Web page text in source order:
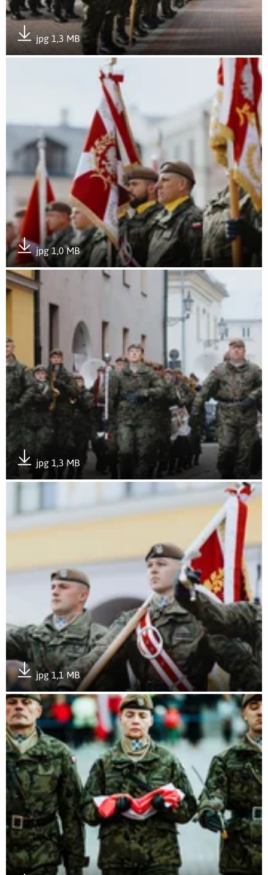
jpg 1,3 MB
Pobierz załącznik
Otwórz załącznik Wojska Obrony Terytorialnej świętowały
jpg 1,0 MB
Pobierz załącznik
Otwórz załącznik Wojska Obrony Terytorialnej świętowały
jpg 1,3 MB
Pobierz załącznik
Otwórz załącznik Wojska Obrony Terytorialnej świętowały
jpg 1,1 MB
Pobierz załącznik
Otwórz załącznik Wojska Obrony Terytorialnej świętowały